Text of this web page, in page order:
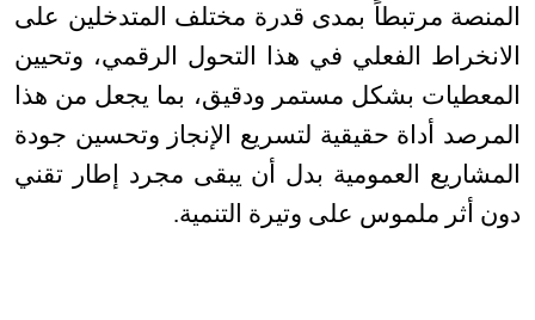
المنصة مرتبطاً بمدى قدرة مختلف المتدخلين على
الانخراط الفعلي في هذا التحول الرقمي، وتحيين
المعطيات بشكل مستمر ودقيق، بما يجعل من هذا
المرصد أداة حقيقية لتسريع الإنجاز وتحسين جودة
المشاريع العمومية بدل أن يبقى مجرد إطار تقني
دون أثر ملموس على وتيرة التنمية.